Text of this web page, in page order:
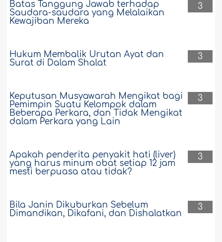
3
Batas Tanggung Jawab terhadap
Saudara-saudara yang Melalaikan
Kewajiban Mereka
3
Hukum Membalik Urutan Ayat dan
Surat di Dalam Shalat
3
Keputusan Musyawarah Mengikat bagi
Pemimpin Suatu Kelompok dalam
Beberapa Perkara, dan Tidak Mengikat
dalam Perkara yang Lain
3
Apakah penderita penyakit hati (liver)
yang harus minum obat setiap 12 jam
mesti berpuasa atau tidak?
3
Bila Janin Dikuburkan Sebelum
Dimandikan, Dikafani, dan Dishalatkan